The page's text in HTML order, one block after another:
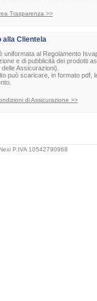
Trasparenza >>
alla Clientela
uniformata al Regolamento
e di pubblicità dei prodotti
Assicurazioni).
può scaricare, in formato pdf,
di Assicurazione >>
P.IVA 10542790968